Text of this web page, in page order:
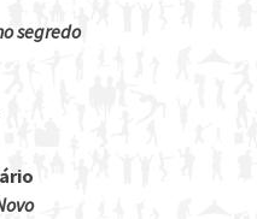
segredo